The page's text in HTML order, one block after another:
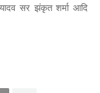
सर झंकृत शर्मा आदि